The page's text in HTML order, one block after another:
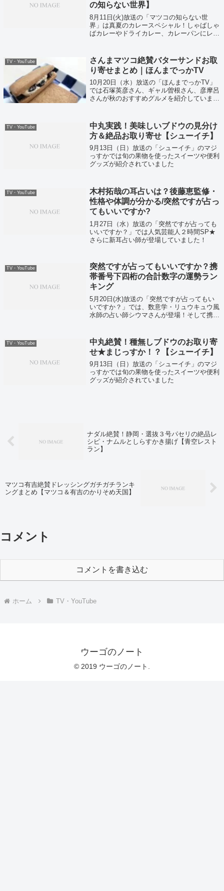
の知らない世界】
8月11日(火)放送の「マツコの知らない世
界」は真夏のカレースペシャル！しゃばしゃ
ばカレーやドライカレー、カレーパンにレト
とれんこんのカレーパン」がこちら！
TV・YouTube
さんまマツコ絶賛バターサンドお取
り寄せまとめ｜ほんまでっかTV
10月20日（水）放送の「ほんまでっかTV」
では石塚英彦さん、ギャル曽根さん、彦摩呂
さんが秋のおすすめグルメを紹介していまし
TV・YouTube
中丸実践！美味しいブドウの見分け
方＆絶品お取り寄せ【シューイチ】
9月13日（日）放送の「シューイチ」のマジ
っすかでは旬の果物を使ったスイーツや便利
グッズが紹介されていました
TV・YouTube
木村拓哉の耳占いは？後藤恵監修・
性格や体調が分かる/突然ですが占っ
てもいいですか?
1月27日（水）放送の「突然ですが占っても
いいですか？」では人気芸能人２時間SP★
さらに新耳占い師が登場していました！
TV・YouTube
突然ですが占ってもいいですか？携
帯番号下四桁の合計数字の運勢ラン
キング
5月20日(水)放送の「突然ですが占ってもい
いですか？」では、数意学・リュウキュウ風
水師の占い師シウマさんが登場！そして携帯
TV・YouTube
中丸絶賛！種無しブドウのお取り寄
せ★まじっすか！？【シューイチ】
9月13日（日）放送の「シューイチ」のマジ
っすかでは旬の果物を使ったスイーツや便利
グッズが紹介されていました
ナダル絶賛！静岡・選抜３号パセリの絶品レ
シピ・ナムルとしらすかき揚げ【青空レスト
ラン】
マツコ有吉絶賛ドレッシングガチガチランキ
ングまとめ【マツコ＆有吉のかりそめ天国】
コメント
コメントを書き込む
ホーム TV・YouTube
ウーゴのノート
© 2019 ウーゴのノート.